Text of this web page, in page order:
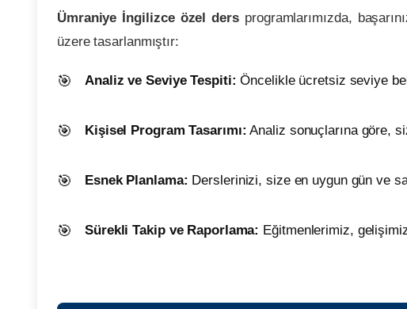
Ümraniye İngilizce özel dersprogramlarımızda,
üzere tasarlanmıştır:
Analiz ve Seviye Tespiti: Öncelikle ücretsiz seviye
Kişisel Program Tasarımı: Analiz sonuçlarına göre,
Esnek Planlama: Derslerinizi, size en uygun gün ve
Sürekli Takip ve Raporlama: Eğitmenlerimiz,